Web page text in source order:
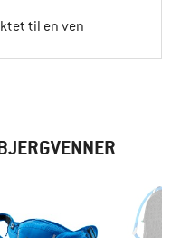
til en ven